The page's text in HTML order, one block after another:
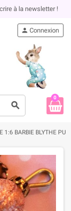
à la newsletter !
search
person Connexion
0
1:6 BARBIE BLYTHE